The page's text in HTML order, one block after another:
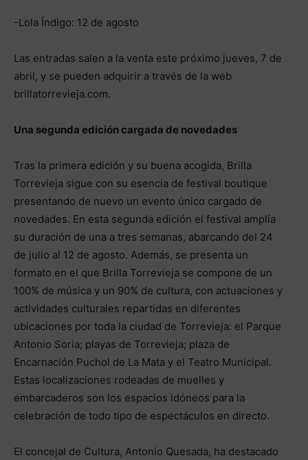
-Lola Índigo: 12 de agosto
Las entradas salen a la venta este próximo jueves, 7 de
abril, y se pueden adquirir a través de la web
brillatorrevieja.com.
Una segunda edición cargada de novedades
Tras la primera edición y su buena acogida, Brilla
Torrevieja sigue con su esencia de festival boutique
presentando de nuevo un evento único cargado de
novedades. En esta segunda edición el festival amplía
su duración de una a tres semanas, abarcando del 24
de julio al 12 de agosto. Además, se presenta un
formato en el que Brilla Torrevieja se compone de un
100% de música y un 90% de cultura, con actuaciones y
actividades culturales repartidas en diferentes
ubicaciones por toda la ciudad de Torrevieja: el Parque
Antonio Soria; playas de Torrevieja; plaza de
Encarnación Puchol de La Mata y el Teatro Municipal.
Estas localizaciones rodeadas de muelles y
embarcaderos son los espacios idóneos para la
celebración de todo tipo de espectáculos en directo.
El concejal de Cultura, Antonio Quesada, ha destacado